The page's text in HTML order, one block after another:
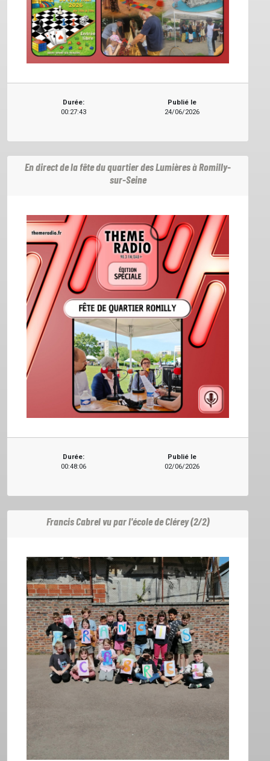
Durée:
00:27:43
Publié le
24/06/2026
En direct de la fête du quartier des Lumières à Romilly-
sur-Seine
Durée:
00:48:06
Publié le
02/06/2026
Francis Cabrel vu par l'école de Clérey (2/2)